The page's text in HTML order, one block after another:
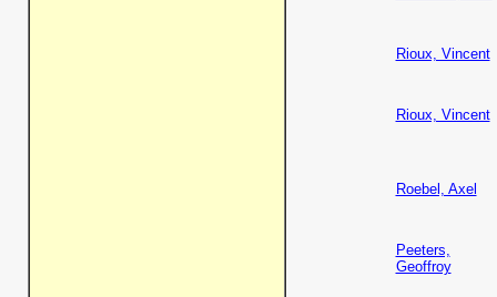
Rioux, Vincent
Rioux, Vincent
Roebel, Axel
Peeters,
Geoffroy